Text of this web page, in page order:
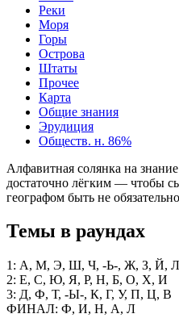
Реки
Моря
Горы
Острова
Штаты
Прочее
Карта
Общие знания
Эрудиция
Обществ. н. 86%
Алфавитная солянка на
достаточно лёгким — чтобы
географом быть не
Темы в раундах
1: А, М, Э, Ш, Ч, -Ь-, Ж, З, Й, Л
2: Е, С, Ю, Я, Р, Н, Б, О, Х, И
3: Д, Ф, Т, -Ы-, К, Г, У, П, Ц, В
ФИНАЛ: Ф, И, Н, А, Л